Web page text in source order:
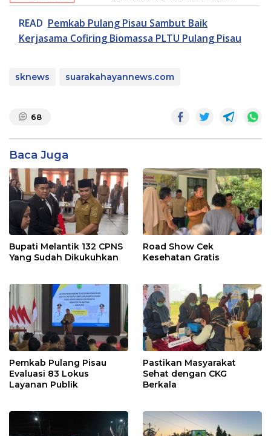
READ Pemkab Pulang Pisau Sambut Baik
Kerjasama Cofiring Biomassa PLTU Pulang Pisau
sknews suarakahayannews.com
68
Baca Juga
Bupati Melantik 132 CPNS
Yang Sudah Dikukuhkan
Road Show Cek
Kesehatan Gratis
Pemkab Pulang Pisau
Evaluasi 83 Lokus
Layanan Publik
Pastikan Masyarakat
Sehat dengan CKG
Berkala